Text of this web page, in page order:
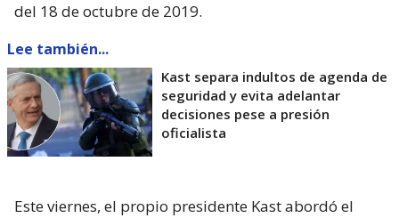
del 18 de octubre de 2019.
Lee también...
Kast separa indultos de agenda de
seguridad y evita adelantar
decisiones pese a presión
oficialista
Este viernes, el propio presidente Kast abordó el